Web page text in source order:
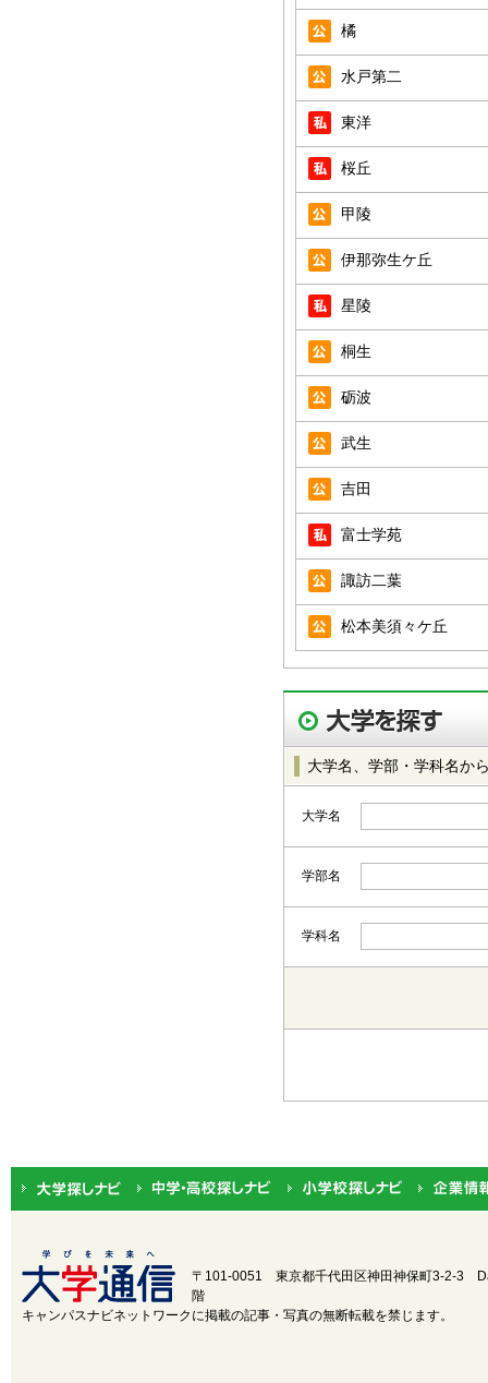
橘
水戸第二
東洋
桜丘
甲陵
伊那弥生ケ丘
星陵
桐生
砺波
武生
吉田
富士学苑
諏訪二葉
松本美須々ケ丘
大学名、学部・学科名か
大学名
学部名
学科名
中国 鳥取
〒101-0051 東京都千代田区神田神保町3-2-3
階
キャンパスナビネットワークに掲載の記事・写真の無断転載を禁じます。